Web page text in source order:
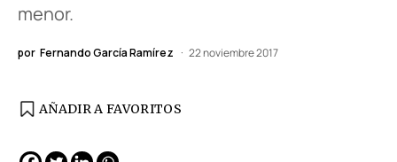
menor.
por Fernando García Ramírez 22 noviembre 2017
AÑADIR A FAVORITOS